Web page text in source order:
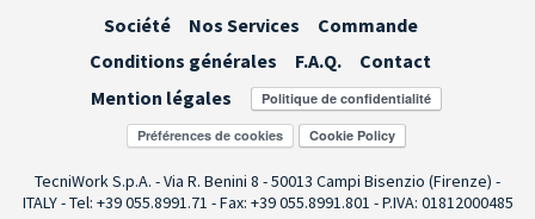
Société Nos Services
Commande
Conditions générales
F.A.Q.
Contact
Mention légales
Préférences de cookies
TecniWork S.p.A. - Via R. Benini 8 - 50013 Campi Bisenzio (Firenze) -
ITALY - Tel: +39 055.8991.71 - Fax: +39 055.8991.801 - P.IVA: 01812000485